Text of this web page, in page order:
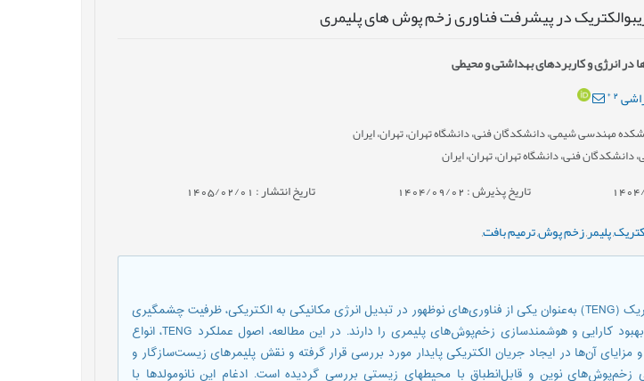
در پیشرفت فناوری زخم پوش های پلیمری
در انرژی و کاربردهای بهداشتی و محیطی
2
*
مهندسی شیمی، دانشکدگان فنی، دانشگاه تهران، تهران، ایران
فنی، دانشگاه تهران، تهران، ایران
تاریخ پذیرش : 1404/09/02 تاریخ انتشار : 1405/02/01
,پلیمر,زخم پوش,ترمیم بافت,
نانومولدهای تریبوالکتریک (TENG) به‌عنوان یکی از فناوری‌های نوظهور در تبدیل انرژی مکانیکی به الکتریکی، ظرفیت چشمگیری
برای ارتقای عملکرد، بهبود کارایی و هوشمندسازی زخم‌پوش‌های پلیمری را دارند. در این مطالعه، اصول عملکرد TENG، انواع
و مزایای آن‌ها در ایجاد جریان الکتریکی پایدار مورد بررسی قرار گرفته و نقش پلیمرهای زیست‌سازگار و
زخم‌پوش‌های نوین و قابل‌انطباق با محیط­های زیستی بررسی گردیده است. ادغام این نانومولدها با